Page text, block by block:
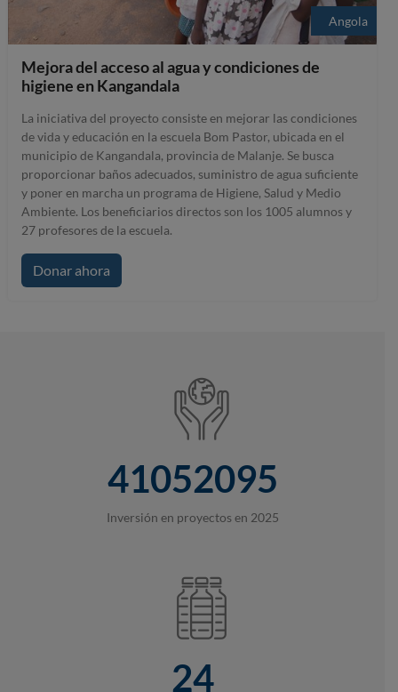
Angola
Mejora del acceso al agua y condiciones de
higiene en Kangandala
La iniciativa del proyecto consiste en mejorar las condiciones
de vida y educación en la escuela Bom Pastor, ubicada en el
municipio de Kangandala, provincia de Malanje. Se busca
proporcionar baños adecuados, suministro de agua suficiente
y poner en marcha un programa de Higiene, Salud y Medio
Ambiente. Los beneficiarios directos son los 1005 alumnos y
27 profesores de la escuela.
Donar ahora
41052095
Inversión en proyectos en 2025
24